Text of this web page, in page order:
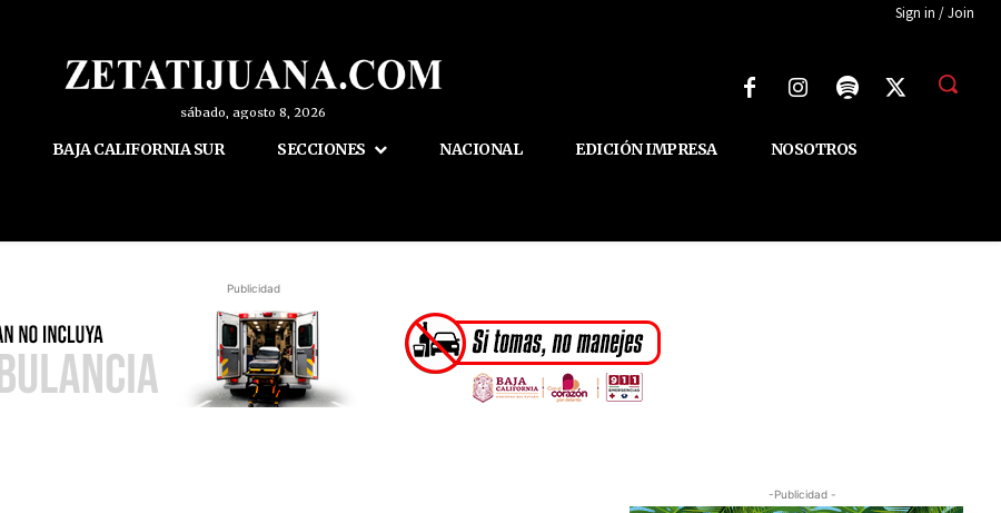
Sign in / Join
sábado, agosto 8, 2026
BAJA CALIFORNIA SUR SECCIONES NACIONAL EDICIÓN IMPRESA NOSOTROS
Publicidad
-Publicidad -